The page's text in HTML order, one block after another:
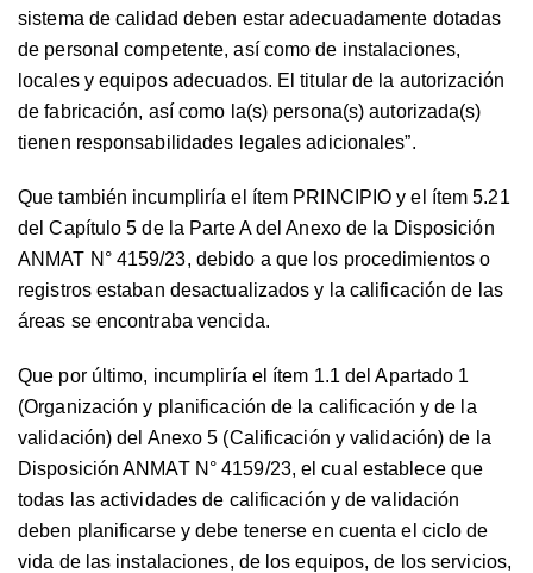
sistema de calidad deben estar adecuadamente dotadas
de personal competente, así como de instalaciones,
locales y equipos adecuados. El titular de la autorización
de fabricación, así como la(s) persona(s) autorizada(s)
tienen responsabilidades legales adicionales”.
Que también incumpliría el ítem PRINCIPIO y el ítem 5.21
del Capítulo 5 de la Parte A del Anexo de la Disposición
ANMAT N° 4159/23, debido a que los procedimientos o
registros estaban desactualizados y la calificación de las
áreas se encontraba vencida.
Que por último, incumpliría el ítem 1.1 del Apartado 1
(Organización y planificación de la calificación y de la
validación) del Anexo 5 (Calificación y validación) de la
Disposición ANMAT N° 4159/23, el cual establece que
todas las actividades de calificación y de validación
deben planificarse y debe tenerse en cuenta el ciclo de
vida de las instalaciones, de los equipos, de los servicios,